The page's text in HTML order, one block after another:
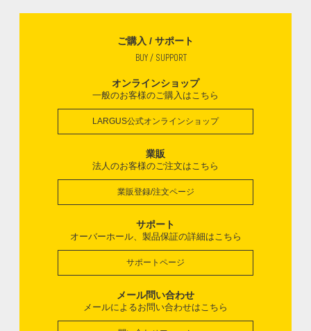
ご購入 / サポート
BUY / SUPPORT
オンラインショップ
一般のお客様のご購入はこちら
LARGUS公式オンラインショップ
業販
法人のお客様のご注文はこちら
業販登録/注文ページ
サポート
オーバーホール、製品保証の詳細はこちら
サポートページ
メール問い合わせ
メールによるお問い合わせはこちら